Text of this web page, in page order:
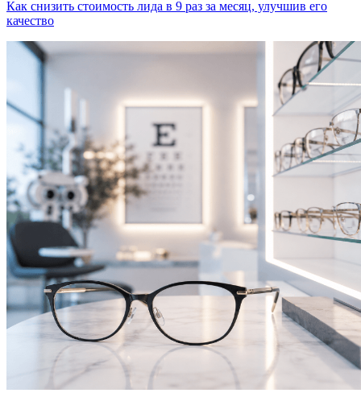
Как снизить стоимость лида в 9 раз за месяц, улучшив его
качество